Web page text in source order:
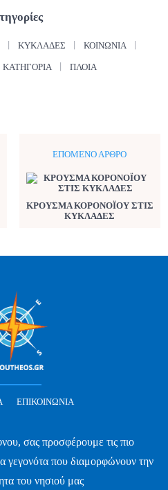
ΚΥΚΛΆΔΕΣ ΚΟΙΝΩΝΊΑ
ΚΑΤΗΓΟΡΊΑ ΠΛΟΊΑ
ΕΠΌΜΕΝΟ ΆΡΘΡΟ
ΚΡΟΥΣΜΑ ΚΟΡΟΝΟΪΟΥ ΣΤΙΣ
ΚΥΚΛΑΔΕΣ
ΕΠΙΚΟΙΝΩΝΊΑ
σας προσφέρουμε τις πιο
γεγονότα που διαμορφώνουν την
του νησιού μας